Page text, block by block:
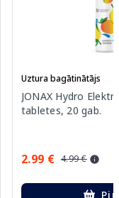
Uztura bagātinātājs
JONAX Hydro
tabletes, 20 gab.
2.99 € 4.99 €